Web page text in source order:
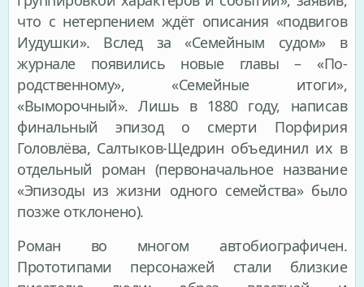
что с нетерпением ждёт описания «подвигов
Иудушки». Вслед за «Семейным судом» в
журнале появились новые главы – «По-
родственному», «Семейные итоги»,
«Выморочный». Лишь в 1880 году, написав
финальный эпизод о смерти Порфирия
Головлёва, Салтыков-Щедрин объединил их в
отдельный роман (первоначальное название
«Эпизоды из жизни одного семейства» было
позже отклонено).
Роман во многом автобиографичен.
Прототипами персонажей стали близкие